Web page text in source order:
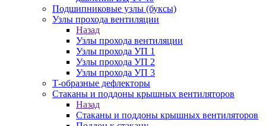
Подшипниковые узлы (буксы)
Узлы прохода вентиляции
Назад
Узлы прохода вентиляции
Узлы прохода УП 1
Узлы прохода УП 2
Узлы прохода УП 3
Т-образные дефлекторы
Стаканы и поддоны крышных вентиляторов
Назад
Стаканы и поддоны крышных вентиляторов